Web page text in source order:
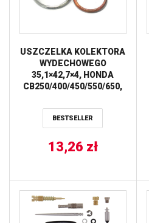
USZCZELKA KOLEKTORA
WYDECHOWEGO
35,1×42,7×4, HONDA
CB250/400/450/550/650,
TRX250/300/400, XL600V,
XRV750 ATHENA
BESTSELLER
13,26 zł